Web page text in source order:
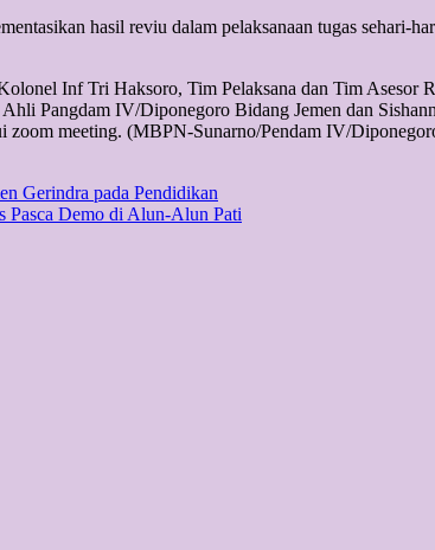
hasil reviu dalam pelaksanaan tugas
Inf Tri Haksoro, Tim Pelaksana dan Tim
Pangdam IV/Diponegoro Bidang Jemen dan
zoom meeting. (MBPN-Sunarno/Pendam IV/
Gerindra pada Pendidikan
Pasca Demo di Alun-Alun Pati